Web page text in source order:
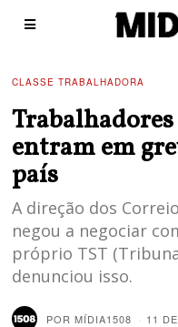
CLASSE TRABALHADORA
entram em
país
A direção dos
negou a negociar
próprio TST
denunciou isso.
PORMÍDIA1508 11